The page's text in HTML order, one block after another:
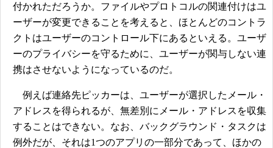
付かれただろうか。ファイルやプロトコルの関連付けはユ
ーザーが変更できることを考えると、ほとんどのコントラ
クトはユーザーのコントロール下にあるといえる。ユーザ
ーのプライバシーを守るために、ユーザーが関与しない連
携はさせないようになっているのだ。
例えば連絡先ピッカーは、ユーザーが選択したメール・
アドレスを得られるが、無差別にメール・アドレスを収集
することはできない。なお、バックグラウンド・タスクは
例外だが、それは1つのアプリの一部分であって、ほかの